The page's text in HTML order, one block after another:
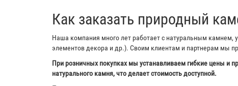
Как заказать природный
Наша компания много лет работает с натуральным камнем,
элементов декора и др.). Своим клиентам и партнерам мы
При розничных покупках мы устанавливаем гибкие цены и
натурального камня, что делает стоимость доступной.